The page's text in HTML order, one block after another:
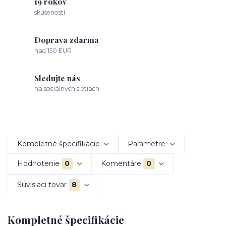
skúseností
Doprava zdarma
nad 150 EUR
Sledujte nás
na sociálnych sietiach
Kompletné špecifikácie Parametre
Hodnotenie 0 Komentáre 0
Súvisiaci tovar 8
Kompletné špecifikácie